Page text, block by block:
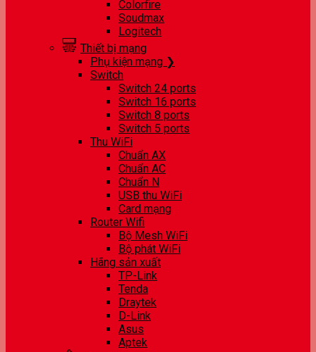
Colorfire
Soudmax
Logitech
Thiết bị mạng
Phụ kiện mạng ❯
Switch
Switch 24 ports
Switch 16 ports
Switch 8 ports
Switch 5 ports
Thu WiFi
Chuẩn AX
Chuẩn AC
Chuẩn N
USB thu WiFi
Card mạng
Router Wifi
Bộ Mesh WiFi
Bộ phát WiFi
Hãng sản xuất
TP-Link
Tenda
Draytek
D-Link
Asus
Aptek